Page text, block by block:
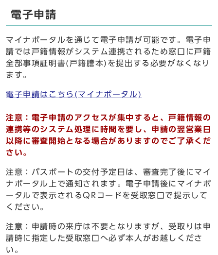
電子申請
マイナポータルを通じて電子申請が可能です。電子申
請では戸籍情報がシステム連携されるため窓口に戸籍
全部事項証明書(戸籍謄本)を提出する必要がなくなり
ます。
電子申請はこちら(マイナポータル)
注意：電子申請のアクセスが集中すると、戸籍情報の
連携等のシステム処理に時間を要し、申請の翌営業日
以降に審査開始となる場合がありますのでご了承くだ
さい。
注意：パスポートの交付予定日は、審査完了後にマイ
ナポータル上で通知されます。電子申請後にマイナポ
ータルで表示されるQRコードを受取窓口で提示して
ください。
注意：申請時の来庁は不要となりますが、受取りは申
請時に指定した受取窓口へ必ず本人がお越しくださ
い。